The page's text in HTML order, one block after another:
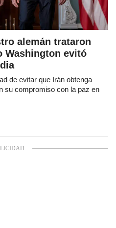
alemán trataron
Washington evitó
de evitar que Irán obtenga
su compromiso con la paz en